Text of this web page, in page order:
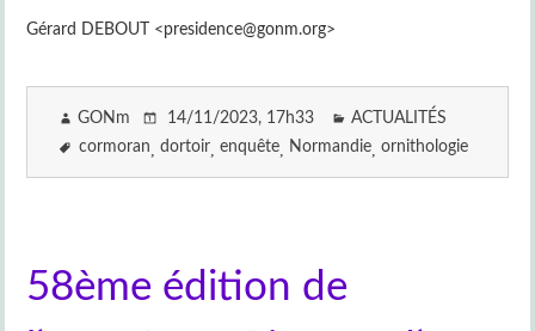
Gérard DEBOUT <presidence@gonm.org>
GONm 14/11/2023, 17h33
ACTUALITÉS
cormoran
dortoir enquête Normandie ornithologie
58ème édition de